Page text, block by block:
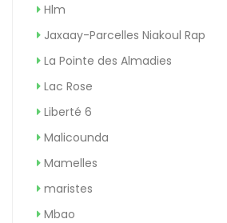
Hlm
Jaxaay-Parcelles Niakoul Rap
La Pointe des Almadies
Lac Rose
Liberté 6
Malicounda
Mamelles
maristes
Mbao